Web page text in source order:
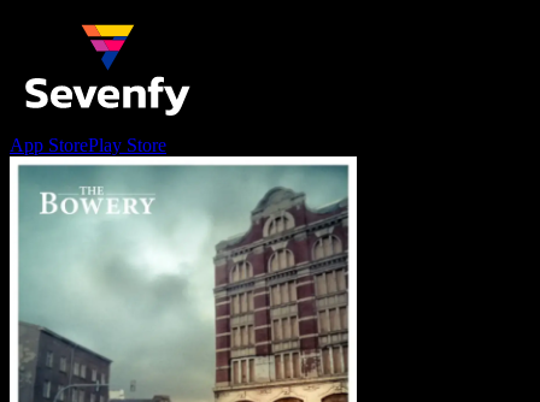
App StorePlay Store